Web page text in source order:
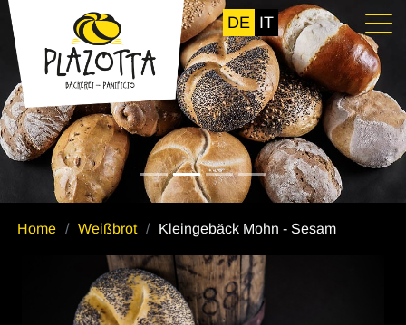
DE IT
Home Weißbrot Kleingebäck Mohn - Sesam